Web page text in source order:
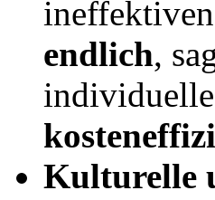
endlich,
Kulturelle